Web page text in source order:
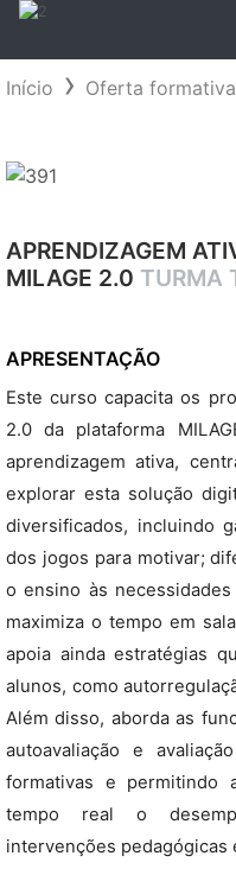
Início Oferta formativa
APRENDIZAGEM
MILAGE 2.0 TURMA
APRESENTAÇÃO
Este curso capacita os
2.0 da plataforma
aprendizagem ativa,
explorar esta solução
diversificados, incluindo
dos jogos para motivar;
o ensino às
maximiza o tempo em
apoia ainda estratégias
alunos, como
Além disso, aborda as
autoavaliação e
formativas e permitindo
tempo real o
intervenções pedagógicas